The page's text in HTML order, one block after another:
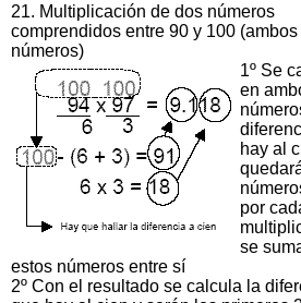
21. Multiplicación de dos números
comprendidos entre 90 y 100 (ambos
números)
1º Se
en
hay al
por
se
estos números entre sí
2º Con el resultado se calcula la